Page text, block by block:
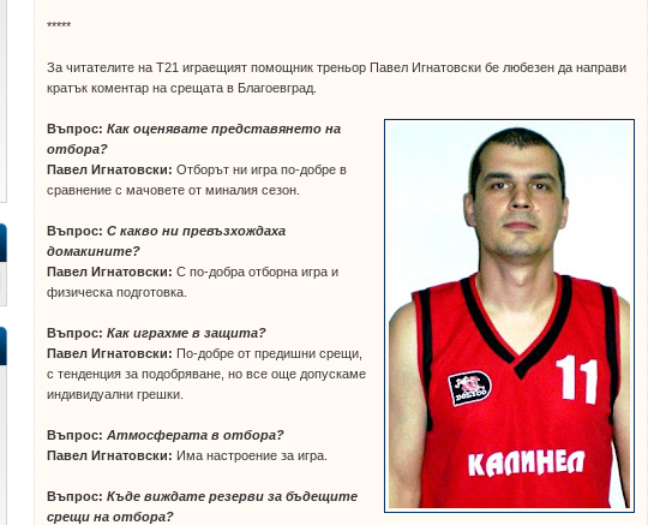
*****
За читателите на Т21 играещият помощник треньор Павел Игнатовски бе любезен да направи
кратък коментар на срещата в Благоевград.
Въпрос:Как оценявате представянето на
отбора?
Павел Игнатовски: Отборът ни игра по-добре в
сравнение с мачовете от миналия сезон.
Въпрос:С какво ни превъзхождаха
домакините?
Павел Игнатовски: С по-добра отборна игра и
физическа подготовка.
Въпрос:Как играхме в защита?
Павел Игнатовски: По-добре от предишни срещи,
с тенденция за подобряване, но все още допускаме
индивидуални грешки.
Въпрос:Атмосферата в отбора?
Павел Игнатовски: Има настроение за игра.
Въпрос:Къде виждате резерви за бъдещите
срещи на отбора?